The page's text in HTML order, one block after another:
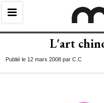
L'art
Publié le 12 mars 2008 par C.C